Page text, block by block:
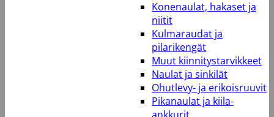
Konenaulat, hakaset ja
niitit
Kulmaraudat ja
pilarikengät
Muut kiinnitystarvikkeet
Naulat ja sinkilät
Ohutlevy- ja erikoisruuvit
Pikanaulat ja kiila-